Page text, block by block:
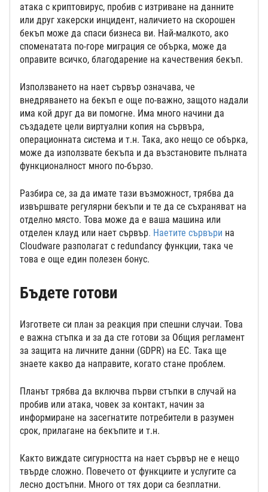
атака с криптовирус, пробив с изтриване на данните
или друг хакерски инцидент, наличието на скорошен
бекъп може да спаси бизнеса ви. Най-малкото, ако
споменатата по-горе миграция се обърка, може да
оправите всичко, благодарение на качествения бекъп.
Използването на нает сървър означава, че
внедряването на бекъп е още по-важно, защото надали
има кой друг да ви помогне. Има много начини да
създадете цели виртуални копия на сървъра,
операционната система и т.н. Така, ако нещо се обърка,
може да използвате бекъпа и да възстановите пълната
функционалност много по-бързо.
Разбира се, за да имате тази възможност, трябва да
извършвате регулярни бекъпи и те да се съхраняват на
отделно място. Това може да е ваша машина или
отделен клауд или нает сървър. Наетите сървъри на
Cloudware разполагат с redundancy функции, така че
това е още един полезен бонус.
Бъдете готови
Изгответе си план за реакция при спешни случаи. Това
е важна стъпка и за да сте готови за Общия регламент
за защита на личните данни (GDPR) на ЕС. Така ще
знаете какво да направите, когато стане проблем.
Планът трябва да включва първи стъпки в случай на
пробив или атака, човек за контакт, начин за
информиране на засегнатите потребители в разумен
срок, прилагане на бекъпите и т.н.
Както виждате сигурността на нает сървър не е нещо
твърде сложно. Повечето от функциите и услугите са
лесно достъпни. Много от тях дори са безплатни.